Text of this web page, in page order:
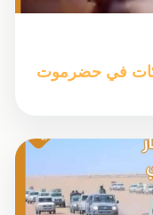
في حضرموت